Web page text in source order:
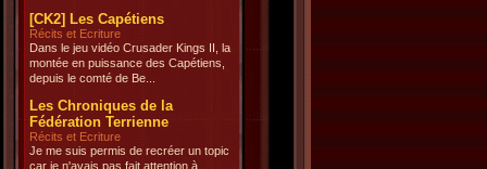
[CK2] Les Capétiens
Récits et Ecriture
Dans le jeu vidéo Crusader Kings II, la
montée en puissance des Capétiens,
depuis le comté de Be...
Les Chroniques de la
Fédération Terrienne
Récits et Ecriture
Je me suis permis de recréer un topic
car je n'avais pas fait attention à